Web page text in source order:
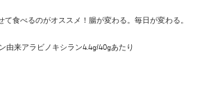
て食べるのがオススメ！腸が変わる。毎日が変わる。
由来アラビノキシラン4.4g/40gあたり